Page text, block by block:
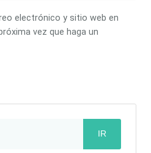
electrónico y sitio web en
vez que haga un
IR